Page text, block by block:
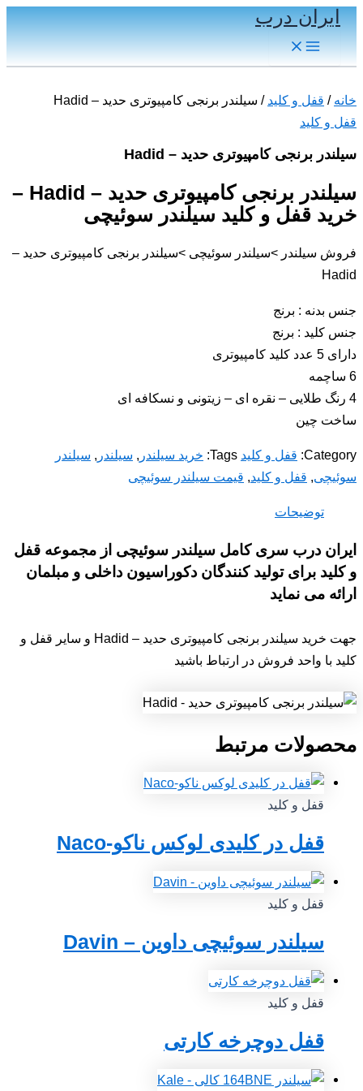
پرش
به
محتوا
ایران درب
Main
Menu
خانه / قفل و کلید / سیلندر برنجی کامپیوتری حدید – Hadid
قفل و کلید
سیلندر برنجی کامپیوتری حدید – Hadid
سیلندر برنجی کامپیوتری حدید – Hadid –
خرید قفل و کلید سیلندر سوئیچی
فروش سیلندر >سیلندر سوئیچی >سیلندر برنجی کامپیوتری حدید –
Hadid
جنس بدنه : برنج
جنس کلید : برنج
دارای 5 عدد کلید کامپیوتری
6 ساچمه
4 رنگ طلایی – نقره ای – زیتونی و نسکافه ای
ساخت چین
Category: قفل و کلید Tags: خرید سیلندر , سیلندر , سیلندر
سوئیچی, قفل و کلید, قیمت سیلندر سوئیچی
توضیحات
ایران درب سری کامل سیلندر سوئیچی از مجموعه قفل
و کلید برای تولید کنندگان دکوراسیون داخلی و مبلمان
ارائه می نماید
جهت خرید سیلندر برنجی کامپیوتری حدید – Hadid و سایر قفل و
کلید با واحد فروش در ارتباط باشید
محصولات مرتبط
قفل و کلید
قفل در کلیدی لوکس ناکو-Naco
قفل و کلید
سیلندر سوئیچی داوین – Davin
قفل و کلید
قفل دوچرخه کارتی